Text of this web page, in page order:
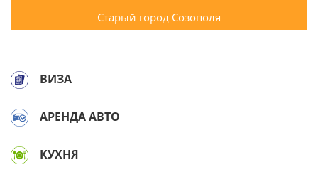
Старый город Созополя
ВИЗА
АРЕНДА АВТО
КУХНЯ